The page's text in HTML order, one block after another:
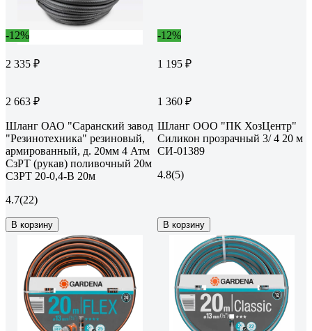
-12%
2 335 ₽
2 663 ₽
Шланг ОАО "Саранский завод
"Резинотехника" резиновый,
армированный, д. 20мм 4 Атм
СзРТ (рукав) поливочный 20м
СЗРТ 20-0,4-В 20м
4.7(22)
В корзину
-12%
1 195 ₽
1 360 ₽
Шланг ООО "ПК ХозЦентр"
Силикон прозрачный 3/ 4 20 м
СИ-01389
4.8(5)
В корзину